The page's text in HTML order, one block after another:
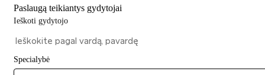
Paslaugą teikiantys gydytojai
Ieškoti gydytojo
Specialybė